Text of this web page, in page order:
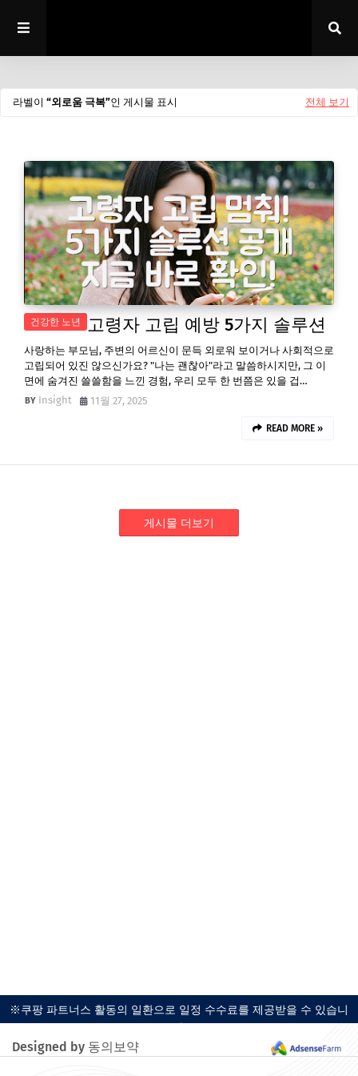
라벨이 외로움 극복 인 게시물 표시 전체 보기
건강한 노년 고령자 고립 예방 5가지 솔루션
사랑하는 부모님, 주변의 어르신이 문득 외로워 보이거나 사회적으로
고립되어 있진 않으신가요? "나는 괜찮아"라고 말씀하시지만, 그 이
면에 숨겨진 쓸쓸함을 느낀 경험, 우리 모두 한 번쯤은 있을 겁…
Insight
11월 27, 2025
READ MORE »
게시물 더보기
※쿠팡 파트너스 활동의 일환으로 일정 수수료를 제공받을 수 있습니
다.
Designed by 동의보약